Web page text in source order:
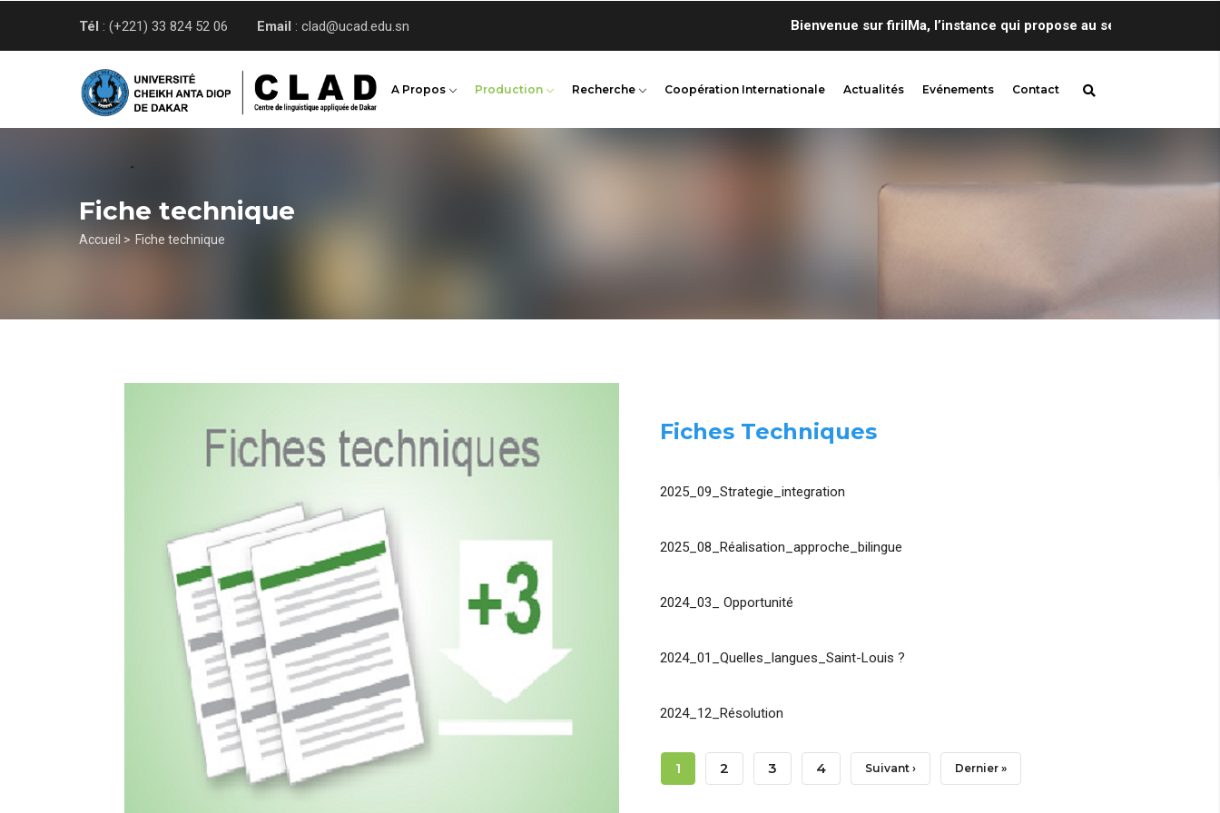
Tél : (+221) 33 824 52 06 Email : clad@ucad.edu.sn Bienvenue sur firilMa, l’instance qui propose au sein de Centre de
A Propos Production Recherche Coopération Internationale Actualités Evénements Contact
Fiche technique
Fil
Accueil > Fiche technique
Fiches Techniques
2025_09_Strategie_integration
2025_08_Réalisation_approche_bilingue
2024_03_ Opportunité
2024_01_Quelles_langues_Saint-Louis ?
2024_12_Résolution
Pagination
Page
1 Page
2 Page
3 Page
4 Page
Suivant › Dernière
Dernier »